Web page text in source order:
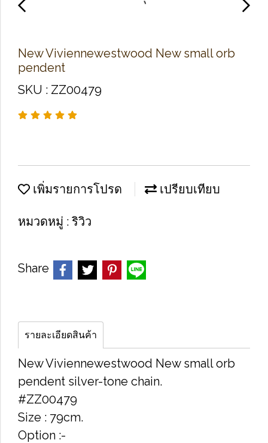
New Viviennewestwood New small orb
pendent
SKU : ZZ00479
เพิ่มรายการโปรด เปรียบเทียบ
หมวดหมู่ : ริวิว
Share
รายละเอียดสินค้า
New Viviennewestwood New small orb
pendent silver-tone chain.
#ZZ00479
Size : 79cm.
Option :-